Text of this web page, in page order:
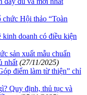
Hội thảo “Toàn
doanh có điều kiện
sản xuất mẫu chuẩn
nhất (27/11/2025)
điểm làm từ thiện” chỉ
Quy định, thủ tục và